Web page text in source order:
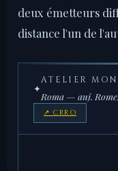
deux émetteurs
distance l'un de
✦
ATELIER
Roma — auj. Rome,
↗ CRRO